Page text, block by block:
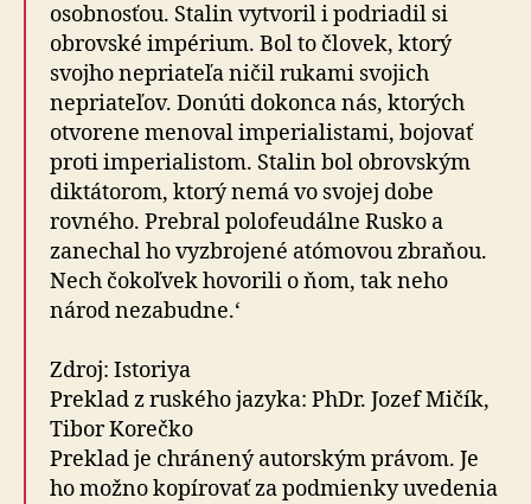
osobnosťou. Stalin vytvoril i podriadil si
obrovské impérium. Bol to človek, ktorý
svojho nepriateľa ničil rukami svojich
nepriateľov. Donúti dokonca nás, ktorých
otvorene menoval imperialistami, bojovať
proti imperialistom. Stalin bol obrovským
diktátorom, ktorý nemá vo svojej dobe
rovného. Prebral polofeudálne Rusko a
zanechal ho vyzbrojené atómovou zbraňou.
Nech čokoľvek hovorili o ňom, tak neho
národ nezabudne.‘
Zdroj: Istoriya
Preklad z ruského jazyka: PhDr. Jozef Mičík,
Tibor Korečko
Preklad je chránený autorským právom. Je
ho možno kopírovať za podmienky uvedenia